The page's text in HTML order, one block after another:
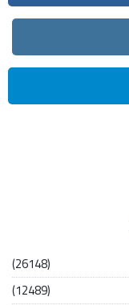
(26148)
(12489)